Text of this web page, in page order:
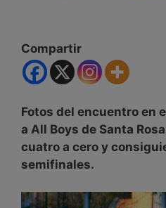
Compartir
Fotos del encuentro en
a All Boys de Santa
cuatro a cero y
semifinales.